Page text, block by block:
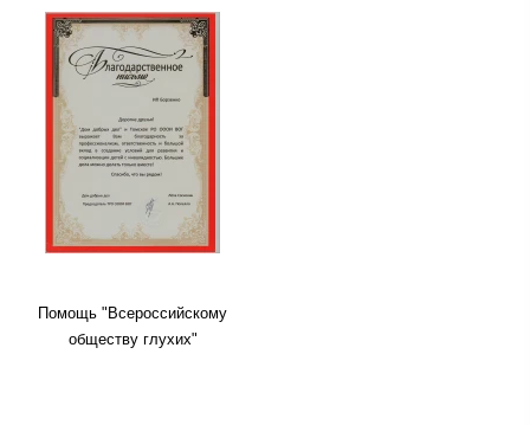
Помощь "Всероссийскому
обществу глухих"